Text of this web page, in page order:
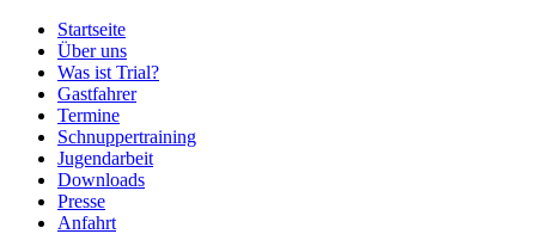
Startseite
Über uns
Was ist Trial?
Gastfahrer
Termine
Schnuppertraining
Jugendarbeit
Downloads
Presse
Anfahrt